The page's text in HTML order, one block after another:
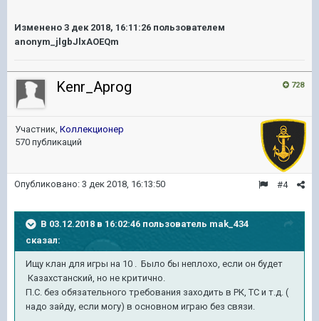
Изменено 3 дек 2018, 16:11:26 пользователем
anonym_jlgbJlxAOEQm
728
Kenr_Aprog
Участник, Коллекционер
570 публикаций
#4
Опубликовано: 3 дек 2018, 16:13:50
В 03.12.2018 в 16:02:46 пользователь mak_434
сказал:
Ищу клан для игры на 10 . Было бы неплохо, если он будет
Казахстанский, но не критично.
П.С. без обязательного требования заходить в РК, ТС и т.д. (
надо зайду, если могу) в основном играю без связи.